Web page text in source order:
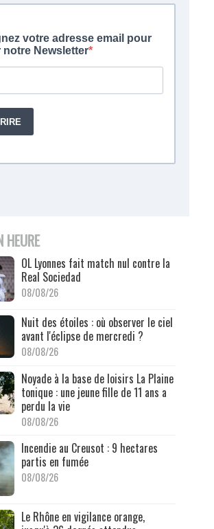
HEURE
OL Lyonnes fait match nul contre la
Real Sociedad
08/08/26
Nuit des étoiles : où observer le ciel
avant l'éclipse de mercredi ?
08/08/26
Noyade à la base de loisirs La Plaine
tonique : une jeune fille de 11 ans a
perdu la vie
08/08/26
Incendie au Creusot : 9 hectares
partis en fumée
08/08/26
Le Rhône en vigilance orange,